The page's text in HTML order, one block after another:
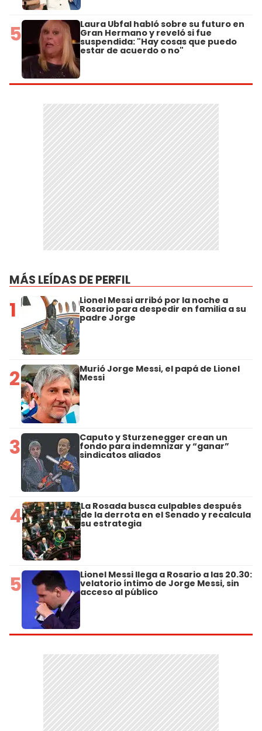
5 Laura Ubfal habló sobre su futuro en
Gran Hermano y reveló si fue
suspendida: "Hay cosas que puedo
estar de acuerdo o no"
MÁS LEÍDAS DE PERFIL
1 Lionel Messi arribó por la noche a
Rosario para despedir en familia a su
padre Jorge
2 Murió Jorge Messi, el papá de Lionel
Messi
3 Caputo y Sturzenegger crean un
fondo para indemnizar y “ganar”
sindicatos aliados
4 La Rosada busca culpables después
de la derrota en el Senado y recalcula
su estrategia
5 Lionel Messi llega a Rosario a las 20.30:
velatorio íntimo de Jorge Messi, sin
acceso al público